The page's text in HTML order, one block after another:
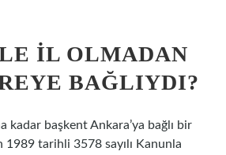
IL OLMADAN
BAĞLIYDI?
kadar başkent Ankara’ya bağlı bir
1989 tarihli 3578 sayılı Kanunla